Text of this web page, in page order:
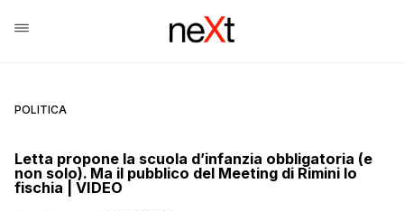
POLITICA
Letta propone la scuola d’infanzia obbligatoria (e
non solo). Ma il pubblico del Meeting di Rimini lo
fischia | VIDEO